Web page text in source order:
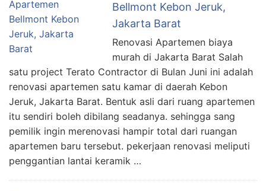
Bellmont Kebon Jeruk,
Jakarta Barat
Renovasi Apartemen biaya
murah di Jakarta Barat Salah
satu project Terato Contractor di Bulan Juni ini adalah
renovasi apartemen satu kamar di daerah Kebon
Jeruk, Jakarta Barat. Bentuk asli dari ruang apartemen
itu sendiri boleh dibilang seadanya. sehingga sang
pemilik ingin merenovasi hampir total dari ruangan
apartemen baru tersebut. pekerjaan renovasi meliputi
penggantian lantai keramik …